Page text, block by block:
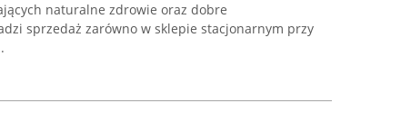
naturalne zdrowie oraz dobre
sprzedaż zarówno w sklepie stacjonarnym przy